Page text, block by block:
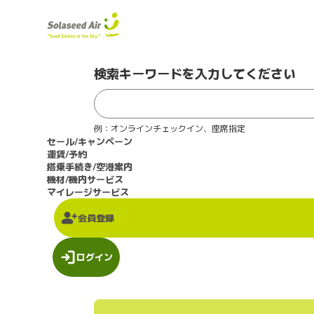
検索キーワードを入力してください
例：オンラインチェックイン、座席指定
セール/キャンペーン
運賃/予約
搭乗手続き/空港案内
機材/機内サービス
マイレージサービス
会員登録
ログイン